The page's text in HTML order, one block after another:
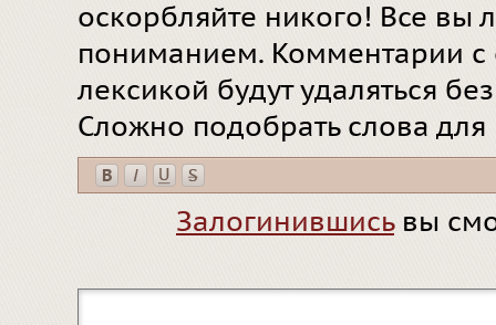
оскорбляйте никого! Все вы
пониманием. Комментарии
лексикой будут удаляться
Сложно подобрать слова
Залогинившисьвы